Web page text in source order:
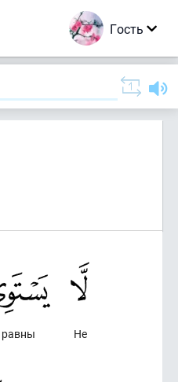
Гость
Не
равны